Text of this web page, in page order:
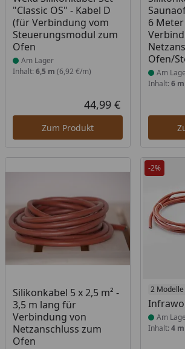
"Classic OS" - Kabel D
(für Verbindung vom
Steuerungsmodul zum
Ofen
Am Lager
Inhalt: 6,5 m (6,92 €/m)
Aktueller Preis
44,99 €
Zum Produkt
6
Ofen/
Am
Inhalt: 6 m
Silikonkabel 5 x 2,5 m² -
3,5 m lang für
Verbindung von
Netzanschluss zum
Ofen
Produkt am Lager
-2%
2 Modelle
Am
Inhalt: 4 m